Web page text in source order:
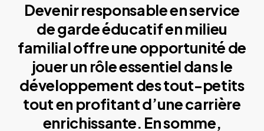
Devenir responsable en service
de garde éducatif en milieu
familial offre une opportunité de
jouer un rôle essentiel dans le
développement des tout-petits
tout en profitant d’une carrière
enrichissante. En somme,